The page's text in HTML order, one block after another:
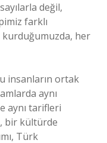
değil,
farklı
her
insanların ortak
aynı
aynı tarifleri
bir kültürde
Türk